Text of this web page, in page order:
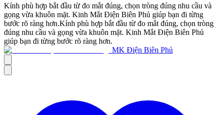
Kính phù hợp bắt đầu từ đo mắt đúng, chọn tròng đúng nhu cầu và
gọng vừa khuôn mặt. Kinh Mắt Điện Biên Phủ giúp bạn đi từng
bước rõ ràng hơn.Kính phù hợp bắt đầu từ đo mắt đúng, chọn tròng
đúng nhu cầu và gọng vừa khuôn mặt. Kinh Mắt Điện Biên Phủ
giúp bạn đi từng bước rõ ràng hơn.
MK Điện Biên Phủ